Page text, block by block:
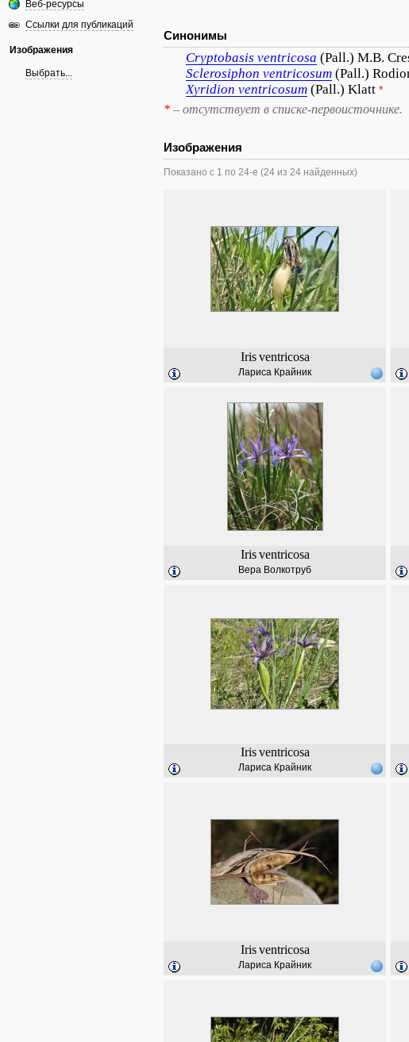
Веб-ресурсы
Ссылки для публикаций
Изображения
Выбрать...
Синонимы
Cryptobasis ventricosa (Pall.) M.B.
Sclerosiphon ventricosum (Pall.)
Xyridion ventricosum (Pall.) Klatt *
* – отсутствует в списке-первоисточнике.
Изображения
Показано с 1 по 24-е (24 из 24 найденных)
Iris ventricosa
Лариса Крайник
Iris ventricosa
Вера Волкотруб
Iris ventricosa
Лариса Крайник
Iris ventricosa
Лариса Крайник